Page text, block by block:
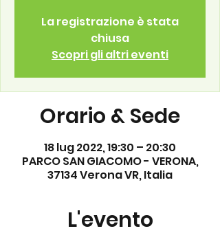
La registrazione è stata
chiusa
Scopri gli altri eventi
Orario & Sede
18 lug 2022, 19:30 – 20:30
PARCO SAN GIACOMO - VERONA,
37134 Verona VR, Italia
L'evento